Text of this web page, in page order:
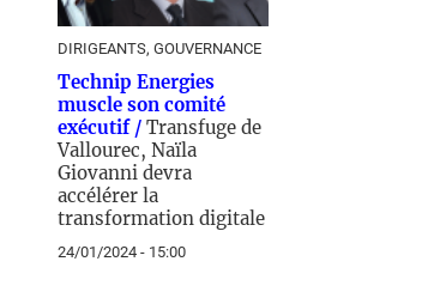
DIRIGEANTS, GOUVERNANCE
Technip Energies
muscle son comité
exécutif / Transfuge de
Vallourec, Naïla
Giovanni devra
accélérer la
transformation digitale
24/01/2024 - 15:00